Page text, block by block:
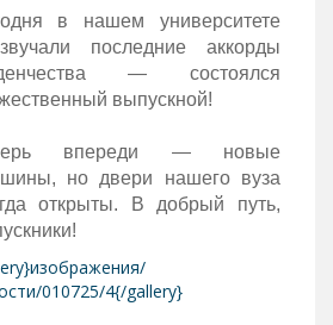
в нашем университете
последние аккорды
— состоялся
выпускной!
впереди — новые
но двери нашего вуза
открыты. В добрый путь,
010725/4{/gallery}